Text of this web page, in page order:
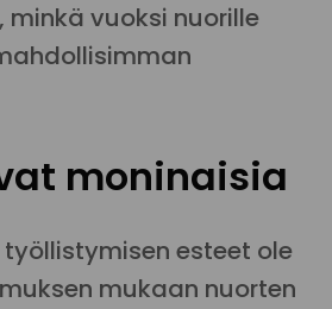
vuoksi nuorille
moninaisia
esteet ole
mukaan nuorten